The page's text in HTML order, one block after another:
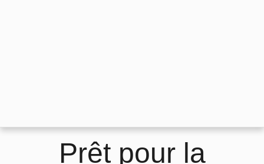
Prêt pour la